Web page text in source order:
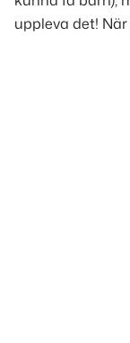
uppleva det!